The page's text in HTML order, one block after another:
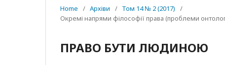
Home / Архіви / Том 14 № 2 (2017)
/
Окремі напрями філософії права (проблеми
ПРАВО БУТИ ЛЮДИНОЮ